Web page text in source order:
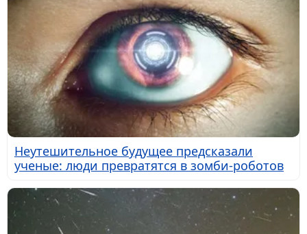
Неутешительное будущее предсказали
ученые: люди превратятся в зомби-роботов